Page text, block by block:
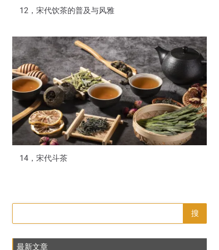
12，宋代饮茶的普及与风雅
14，宋代斗茶
搜
最新文章